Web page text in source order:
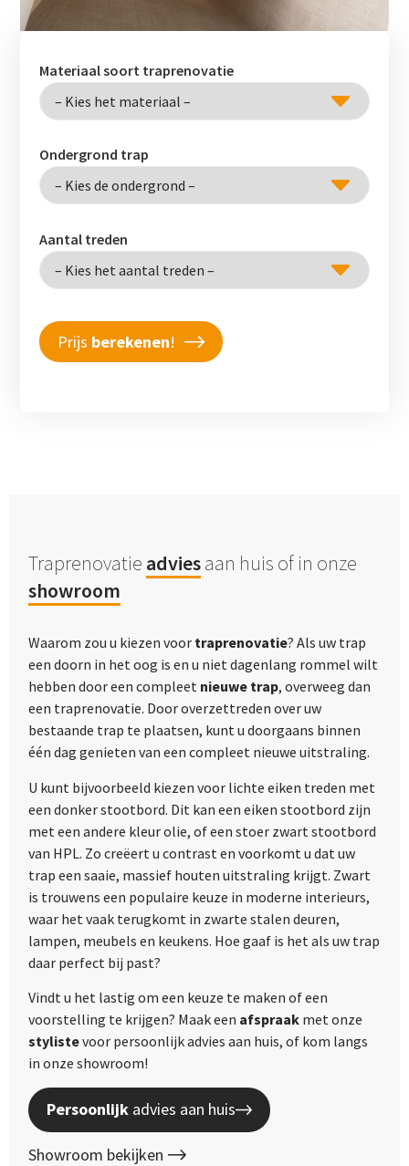
Materiaal soort traprenovatie
Ondergrond trap
Aantal treden
Prijs berekenen!
Traprenovatie adviesaan huis of in onze
showroom
Waarom zou u kiezen voor traprenovatie? Als uw trap
een doorn in het oog is en u niet dagenlang rommel wilt
hebben door een compleet nieuwe trap, overweeg dan
een traprenovatie. Door overzettreden over uw
bestaande trap te plaatsen, kunt u doorgaans binnen
één dag genieten van een compleet nieuwe uitstraling.
U kunt bijvoorbeeld kiezen voor lichte eiken treden met
een donker stootbord. Dit kan een eiken stootbord zijn
met een andere kleur olie, of een stoer zwart stootbord
van HPL. Zo creëert u contrast en voorkomt u dat uw
trap een saaie, massief houten uitstraling krijgt. Zwart
is trouwens een populaire keuze in moderne interieurs,
waar het vaak terugkomt in zwarte stalen deuren,
lampen, meubels en keukens. Hoe gaaf is het als uw trap
daar perfect bij past?
Vindt u het lastig om een keuze te maken of een
voorstelling te krijgen? Maak een afspraak met onze
stylistevoor persoonlijk advies aan huis, of kom langs
in onze showroom!
Persoonlijk advies aan huis
Showroom bekijken